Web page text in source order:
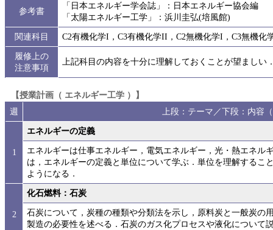
参考書
「日本エネルギー学会誌」：日本エネルギー協会編
「太陽エネルギー工学」：浜川圭弘(培風館)
関連科目
C2有機化学I，C3有機化学II，C2無機化学I，C3無機化
履修上の
注意事項
上記科目の内容を十分に理解しておくことが望ましい
【授業計画（ エネルギー工学 ）】
週
上段：テーマ／下段：内容
1
エネルギーの定義
エネルギーは仕事エネルギー，電気エネルギー，光・熱エネル
は，エネルギーの定義と単位について学ぶ．単位を理解するこ
ようになる．
2
化石燃料：石炭
石炭について，炭種の種類や分類法を示し，原料炭と一般炭の
製造の必要性を述べる．石炭のガス化プロセスや液化について